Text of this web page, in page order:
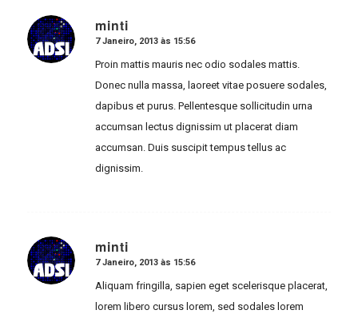
minti
says:
7 Janeiro, 2013 às 15:56
Proin mattis mauris nec odio sodales mattis.
Donec nulla massa, laoreet vitae posuere sodales,
dapibus et purus. Pellentesque sollicitudin urna
accumsan lectus dignissim ut placerat diam
accumsan. Duis suscipit tempus tellus ac
dignissim.
minti
says:
7 Janeiro, 2013 às 15:56
Aliquam fringilla, sapien eget scelerisque placerat,
lorem libero cursus lorem, sed sodales lorem